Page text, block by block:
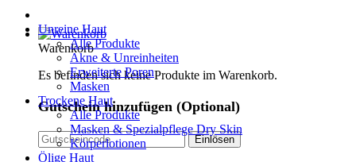
Warenkorb
Es befinden sich keine Produkte im Warenkorb.
Gutschein hinzufügen (Optional)
Unreine Haut
Alle Produkte
Akne & Unreinheiten
Erweiterte Poren
Masken
Trockene Haut
Alle Produkte
Masken & Spezialpflege Dry Skin
Körperlotionen
Ölige Haut